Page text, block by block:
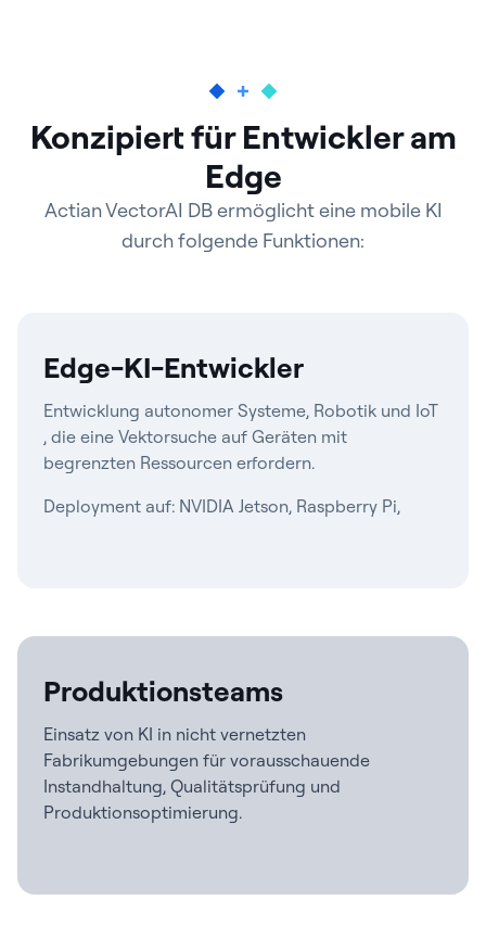
Konzipiert für Entwickler am
Edge
Actian VectorAI DB ermöglicht eine mobile KI
durch folgende Funktionen:
Edge-KI-Entwickler
Entwicklung autonomer Systeme, Robotik und IoT
, die eine Vektorsuche auf Geräten mit
begrenzten Ressourcen erfordern.
Deployment auf: NVIDIA Jetson, Raspberry Pi,
Produktionsteams
Einsatz von KI in nicht vernetzten
Fabrikumgebungen für vorausschauende
Instandhaltung, Qualitätsprüfung und
Produktionsoptimierung.